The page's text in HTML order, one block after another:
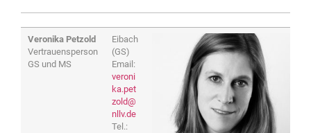
Veronika Petzold
Vertrauensperson
GS und MS
Eibach
(GS)
Email:
veroni
ka.pet
zold@
nllv.de
Tel.: